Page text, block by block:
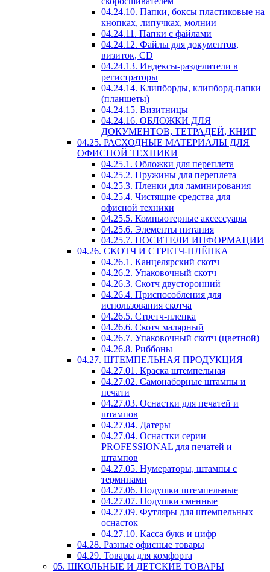
04.24.10. Папки, боксы пластиковые на
кнопках, липучках, молнии
04.24.11. Папки с файлами
04.24.12. Файлы для документов,
визиток, CD
04.24.13. Индексы-разделители в
регистраторы
04.24.14. Клипборды, клипборд-папки
(планшеты)
04.24.15. Визитницы
04.24.16. ОБЛОЖКИ ДЛЯ
ДОКУМЕНТОВ, ТЕТРАДЕЙ, КНИГ
04.25. РАСХОДНЫЕ МАТЕРИАЛЫ ДЛЯ
ОФИСНОЙ ТЕХНИКИ
04.25.1. Обложки для переплета
04.25.2. Пружины для переплета
04.25.3. Пленки для ламинирования
04.25.4. Чистящие средства для
офисной техники
04.25.5. Компьютерные аксессуары
04.25.6. Элементы питания
04.25.7. НОСИТЕЛИ ИНФОРМАЦИИ
04.26. СКОТЧ И СТРЕТЧ-ПЛЁНКА
04.26.1. Канцелярский скотч
04.26.2. Упаковочный скотч
04.26.3. Скотч двусторонний
04.26.4. Приспособления для
использования скотча
04.26.5. Стретч-пленка
04.26.6. Скотч малярный
04.26.7. Упаковочный скотч (цветной)
04.26.8. Риббоны
04.27. ШТЕМПЕЛЬНАЯ ПРОДУКЦИЯ
04.27.01. Краска штемпельная
04.27.02. Самонаборные штампы и
печати
04.27.03. Оснастки для печатей и
штампов
04.27.04. Датеры
04.27.04. Оснастки серии
PROFESSIONAL для печатей и
штампов
04.27.05. Нумераторы, штампы с
терминами
04.27.06. Подушки штемпельные
04.27.07. Подушки сменные
04.27.09. Футляры для штемпельных
оснасток
04.27.10. Касса букв и цифр
04.28. Разные офисные товары
04.29. Товары для комфорта
05. ШКОЛЬНЫЕ И ДЕТСКИЕ ТОВАРЫ